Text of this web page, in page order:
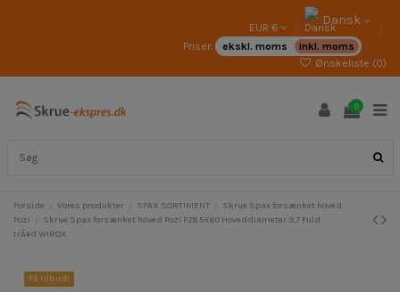
EUR € Dansk
Priser: ekskl. moms
inkl. moms
Ønskeliste (0)
0
Forside Vores produkter SPAX SORTIMENT
Skrue Spax forsænket hoved
Pozi
Skrue Spax forsænket hoved Pozi PZ8 5X60 Hoveddiameter 9,7 Fuld
trÃ¥d WIROX
På tilbud!